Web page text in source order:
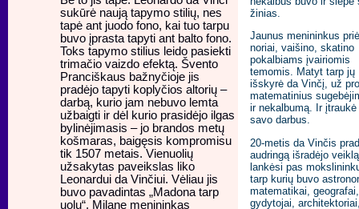
žinias.
Jaunus menininkus
noriai, vaišino, skatino
pokalbiams įvairiomis
temomis. Matyt tarp jų
išskyrė da Vinčį, už
matematinius
ir nekalbumą. Ir įtraukė
savo darbus.
20-metis da Vinčis
audringą išradėjo
lankėsi pas
tarp kurių buvo
matematikai, geografai,
gydytojai,
sukūrė naują tapymo stilių, nes
tapė ant juodo fono, kai tuo tarpu
buvo įprasta tapyti ant balto fono.
Toks tapymo stilius leido pasiekti
trimačio vaizdo efektą. Švento
Pranciškaus bažnyčioje jis
pradėjo tapyti koplyčios altorių –
darbą, kurio jam nebuvo lemta
užbaigti ir dėl kurio prasidėjo ilgas
bylinėjimasis – jo brandos metų
košmaras, baigęsis kompromisu
tik 1507 metais. Vienuolių
užsakytas paveikslas liko
Leonardui da Vinčiui. Vėliau jis
buvo pavadintas „Madona tarp
uolų“. Milane menininkas